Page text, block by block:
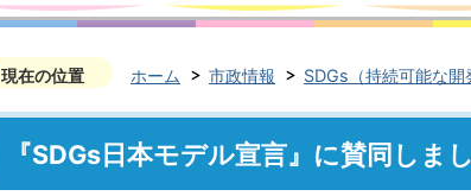
現在の位置 ホーム 市政情報 SDGs（持続可能な開
『SDGs日本モデル宣言』に賛同しま